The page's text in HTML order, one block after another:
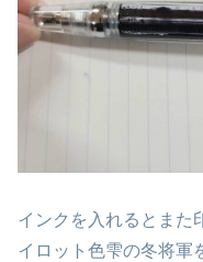
インクを入れるとまた
イロット色雫の冬将軍